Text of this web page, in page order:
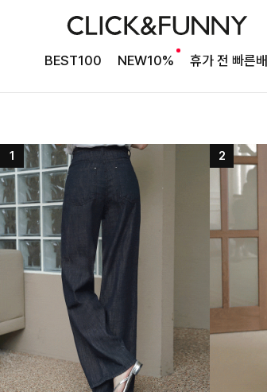
BEST100 NEW10% 휴가 전 빠른